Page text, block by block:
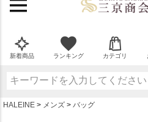
新着商品 ランキング カテゴリ
HALEINE メンズ バッグ